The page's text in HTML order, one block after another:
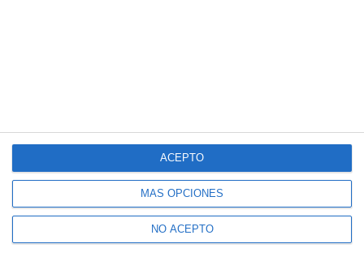
MÁS OPCIONES
NO ACEPTO
ACEPTO